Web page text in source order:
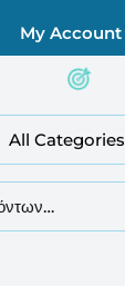
My Account
All Categories